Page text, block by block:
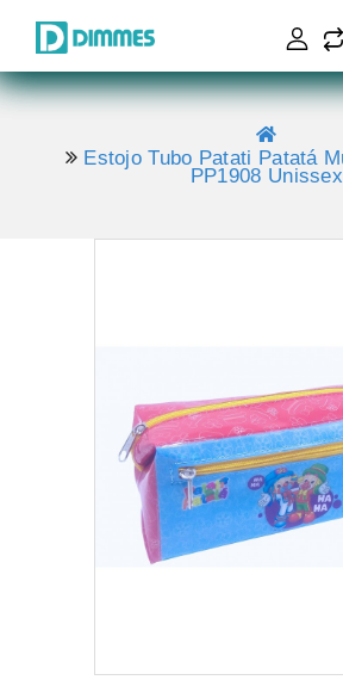
Estojo Tubo Patati Patatá
PP1908 Unissex